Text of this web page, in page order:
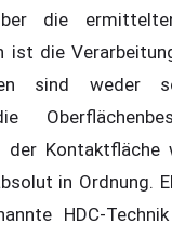
die
ist die
sind weder
der
in Ordnung.
HDC-